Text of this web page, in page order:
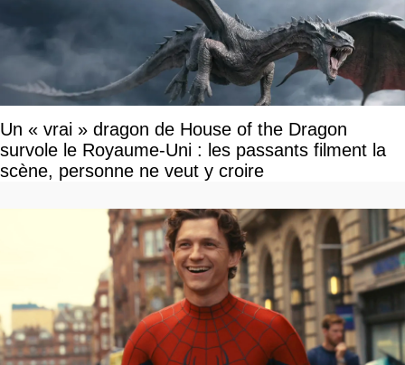
Un « vrai » dragon de House of the Dragon
survole le Royaume-Uni : les passants filment la
scène, personne ne veut y croire